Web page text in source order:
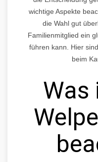
wichtige Aspekte
die Wahl gut
Familienmitglied ein
führen kann. Hier
beim
Was